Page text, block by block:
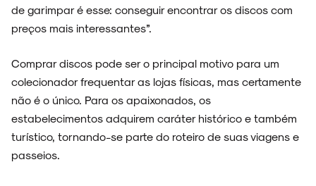
de garimpar é esse: conseguir encontrar os discos com
preços mais interessantes”.
Comprar discos pode ser o principal motivo para um
colecionador frequentar as lojas físicas, mas certamente
não é o único. Para os apaixonados, os
estabelecimentos adquirem caráter histórico e também
turístico, tornando-se parte do roteiro de suas viagens e
passeios.